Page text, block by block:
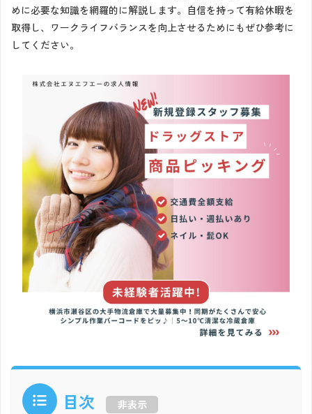
めに必要な知識を網羅的に解説します。自信を持って有給休暇を
取得し、ワークライフバランスを向上させるためにもぜひ参考に
してください。
目次 非表示